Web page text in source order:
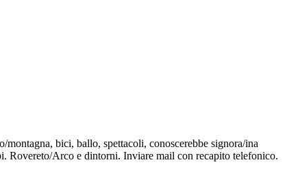
bici, ballo, spettacoli, conoscerebbe signora/ina
Rovereto/Arco e dintorni. Inviare mail con recapito telefonico.